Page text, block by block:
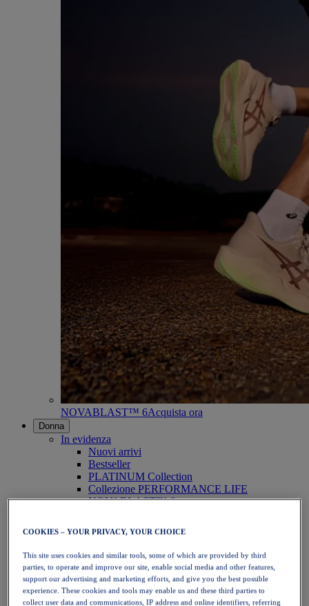
NOVABLAST™ 6Acquista ora
Donna
In evidenza
Nuovi arrivi
Bestseller
PLATINUM Collection
Collezione PERFORMANCE LIFE
NOVABLAST™ 6
Running
Trail running
Tennis
Pallavolo
Pallamano
Padel
Netball
COOKIES – YOUR PRIVACY, YOUR CHOICE
This site uses cookies and similar tools, some of which are provided by third
parties, to operate and improve our site, enable social media and other features,
support our advertising and marketing efforts, and give you the best possible
experience. These cookies and tools may enable us and these third parties to
collect user data and communications, IP address and online identifiers, referring